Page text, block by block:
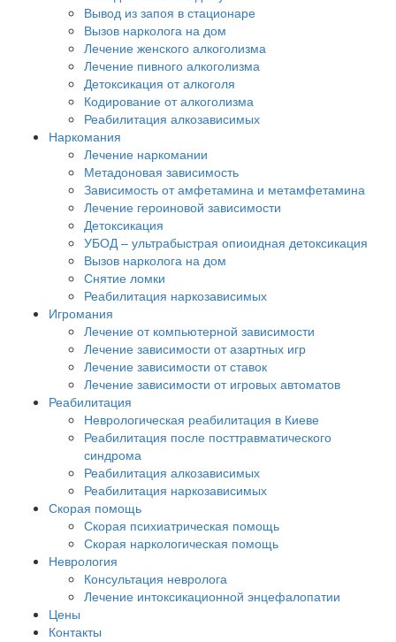
Вывод из запоя в стационаре
Вызов нарколога на дом
Лечение женского алкоголизма
Лечение пивного алкоголизма
Детоксикация от алкоголя
Кодирование от алкоголизма
Реабилитация алкозависимых
Наркомания
Лечение наркомании
Метадоновая зависимость
Зависимость от амфетамина и метамфетамина
Лечение героиновой зависимости
Детоксикация
УБОД – ультрабыстрая опиоидная детоксикация
Вызов нарколога на дом
Снятие ломки
Реабилитация наркозависимых
Игромания
Лечение от компьютерной зависимости
Лечение зависимости от азартных игр
Лечение зависимости от ставок
Лечение зависимости от игровых автоматов
Реабилитация
Неврологическая реабилитация в Киеве
Реабилитация после посттравматического
синдрома
Реабилитация алкозависимых
Реабилитация наркозависимых
Скорая помощь
Скорая психиатрическая помощь
Скорая наркологическая помощь
Неврология
Консультация невролога
Лечение интоксикационной энцефалопатии
Цены
Контакты